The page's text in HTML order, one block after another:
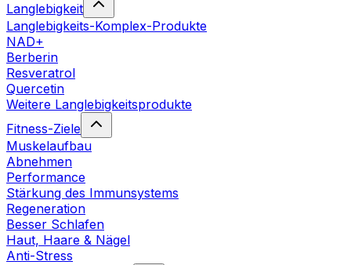
Langlebigkeit
Langlebigkeits-Komplex-Produkte
NAD+
Berberin
Resveratrol
Quercetin
Weitere Langlebigkeitsprodukte
Fitness-Ziele
Muskelaufbau
Abnehmen
Performance
Stärkung des Immunsystems
Regeneration
Besser Schlafen
Haut, Haare & Nägel
Anti-Stress